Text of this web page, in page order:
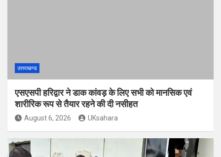
उत्तराखण्ड
एसएसपी हरिद्वार ने डाक कांवड़ के लिए सभी को मानसिक एवं
शारीरिक रूप से तैयार रहने की दी नसीहत
August 6, 2026 UKsahara